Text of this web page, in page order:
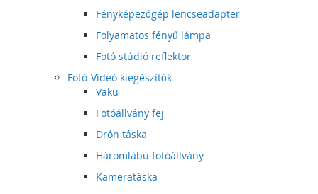
Fényképezőgép lencseadapter
Folyamatos fényű lámpa
Fotó stúdió reflektor
Fotó-Videó kiegészítők
Vaku
Fotóállvány fej
Drón táska
Háromlábú fotóállvány
Kameratáska